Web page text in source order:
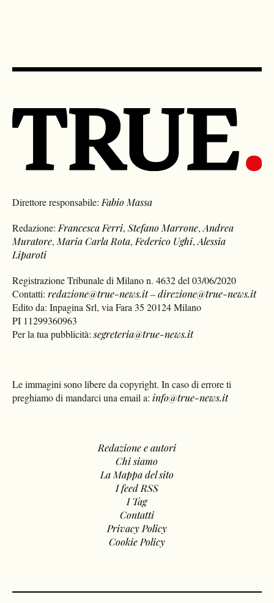
Direttore responsabile: Fabio Massa
Redazione: Francesca Ferri,Stefano Marrone,Andrea
Muratore, Maria Carla Rota, Federico Ughi,Alessia
Liparoti
Registrazione Tribunale di Milano n. 4632 del 03/06/2020
Contatti:redazione@true-news.it–direzione@true-news.it
Edito da: Inpagina Srl, via Fara 35 20124 Milano
PI 11299360963
Per la tua pubblicità:segreteria@true-news.it
Le immagini sono libere da copyright. In caso di errore ti
preghiamo di mandarci una email a: info@true-news.it
Redazione e autori
Chi siamo
La Mappa del sito
I feed RSS
I Tag
Contatti
Privacy Policy
Cookie Policy